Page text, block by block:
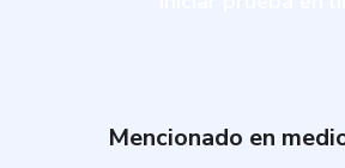
Mencionado en